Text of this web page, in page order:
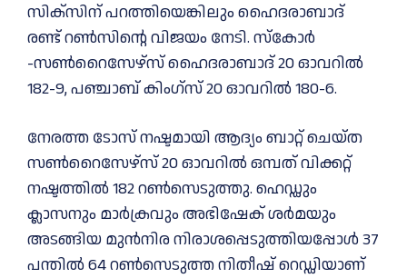
സിക്‌സിന് പറത്തിയെങ്കിലും ഹൈദരാബാദ്
രണ്ട് റണ്‍സിന്റെ വിജയം നേടി. സ്‌കോര്‍
-സണ്‍റൈസേഴ്‌സ് ഹൈദരാബാദ് 20 ഓവറില്‍
182-9, പഞ്ചാബ് കിംഗ്‌സ് 20 ഓവറില്‍ 180-6.
നേരത്ത ടോസ് നഷ്ടമായി ആദ്യം ബാറ്റ് ചെയ്ത
സണ്‍റൈസേഴ്‌സ് 20 ഓവറില്‍ ഒമ്പത് വിക്കറ്റ്
നഷ്ടത്തില്‍ 182 റണ്‍സെടുത്തു. ഹെഡ്ഡും
ക്ലാസനും മാര്‍ക്രവും അഭിഷേക് ശര്‍മയും
അടങ്ങിയ മുന്‍നിര നിരാശപ്പെടുത്തിയപ്പോള്‍ 37
പന്തില്‍ 64 റണ്‍സെടുത്ത നിതീഷ് റെഡ്ഡിയാണ്